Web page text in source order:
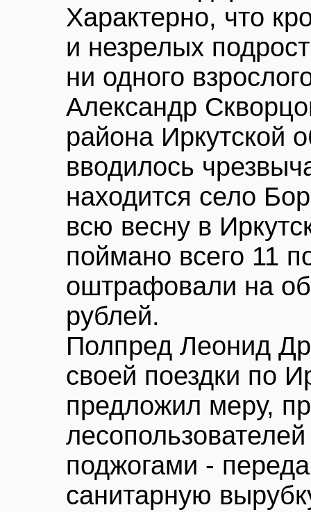
Характерно, что
и незрелых
ни одного
Александр
района Иркутской
вводилось
находится село
всю весну в
поймано всего 11
оштрафовали на
рублей.
Полпред Леонид
своей поездки по
предложил меру,
поджогами -
санитарную